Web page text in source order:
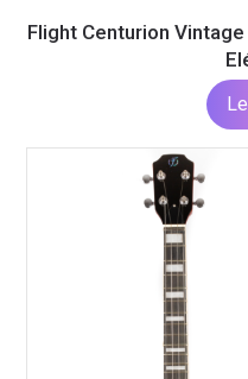
Flight Centurion